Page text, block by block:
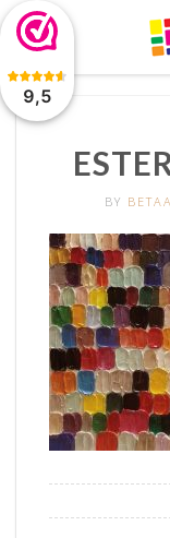
9,5
BY
De waardering van
is